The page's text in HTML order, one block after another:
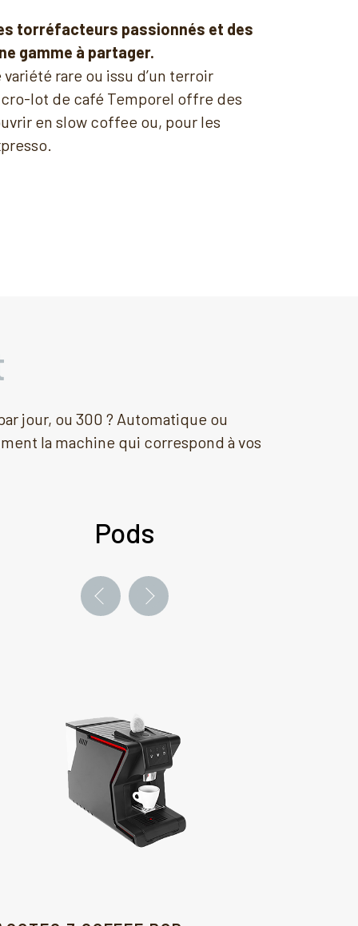
torréfacteurs passionnés et des
gamme à partager.
rare ou issu d’un terroir
lot de café Temporel offre des
en slow coffee ou, pour les
jour, ou 300 ? Automatique ou
la machine qui correspond à vos
Pods